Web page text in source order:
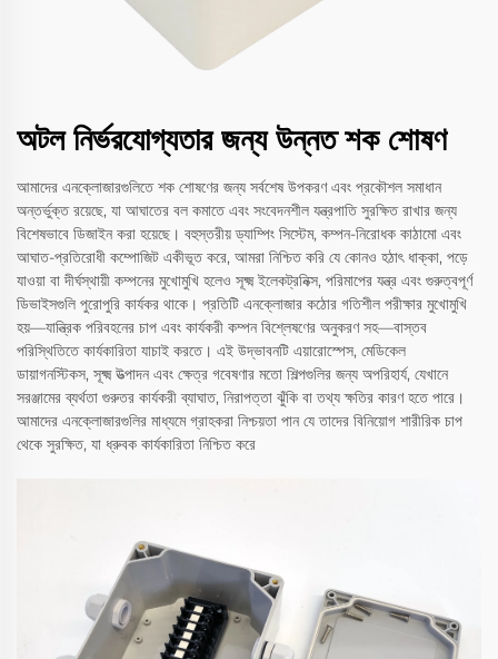
অটল নির্ভরযোগ্যতার জন্য উন্নত শক শোষণ
আমাদের এনক্লোজারগুলিতে শক শোষণের জন্য সর্বশেষ উপকরণ এবং প্রকৌশল সমাধান
অন্তর্ভুক্ত রয়েছে, যা আঘাতের বল কমাতে এবং সংবেদনশীল যন্ত্রপাতি সুরক্ষিত রাখার জন্য
বিশেষভাবে ডিজাইন করা হয়েছে। বহুস্তরীয় ড্যাম্পিং সিস্টেম, কম্পন-নিরোধক কাঠামো এবং
আঘাত-প্রতিরোধী কম্পোজিট একীভূত করে, আমরা নিশ্চিত করি যে কোনও হঠাৎ ধাক্কা, পড়ে
যাওয়া বা দীর্ঘস্থায়ী কম্পনের মুখোমুখি হলেও সূক্ষ্ম ইলেকট্রনিক্স, পরিমাপের যন্ত্র এবং গুরুত্বপূর্ণ
ডিভাইসগুলি পুরোপুরি কার্যকর থাকে। প্রতিটি এনক্লোজার কঠোর গতিশীল পরীক্ষার মুখোমুখি
হয়—যান্ত্রিক পরিবহনের চাপ এবং কার্যকরী কম্পন বিশ্লেষণের অনুকরণ সহ—বাস্তব
পরিস্থিতিতে কার্যকারিতা যাচাই করতে। এই উদ্ভাবনটি এয়ারোস্পেস, মেডিকেল
ডায়াগনস্টিকস, সূক্ষ্ম উত্পাদন এবং ক্ষেত্র গবেষণার মতো শিল্পগুলির জন্য অপরিহার্য, যেখানে
সরঞ্জামের ব্যর্থতা গুরুতর কার্যকরী ব্যাঘাত, নিরাপত্তা ঝুঁকি বা তথ্য ক্ষতির কারণ হতে পারে।
আমাদের এনক্লোজারগুলির মাধ্যমে গ্রাহকরা নিশ্চয়তা পান যে তাদের বিনিয়োগ শারীরিক চাপ
থেকে সুরক্ষিত, যা ধ্রুবক কার্যকারিতা নিশ্চিত করে